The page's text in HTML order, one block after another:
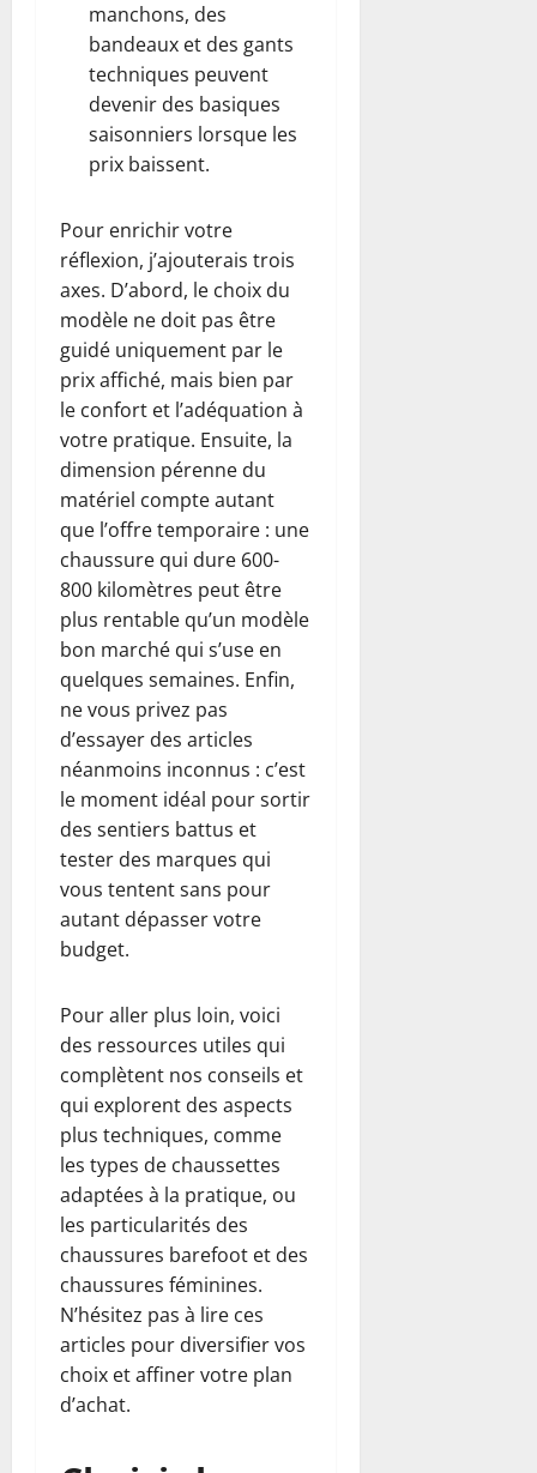
manchons, des
bandeaux et des gants
techniques peuvent
devenir des basiques
saisonniers lorsque les
prix baissent.
Pour enrichir votre
réflexion, j’ajouterais trois
axes. D’abord, le choix du
modèle ne doit pas être
guidé uniquement par le
prix affiché, mais bien par
le confort et l’adéquation à
votre pratique. Ensuite, la
dimension pérenne du
matériel compte autant
que l’offre temporaire : une
chaussure qui dure 600-
800 kilomètres peut être
plus rentable qu’un modèle
bon marché qui s’use en
quelques semaines. Enfin,
ne vous privez pas
d’essayer des articles
néanmoins inconnus : c’est
le moment idéal pour sortir
des sentiers battus et
tester des marques qui
vous tentent sans pour
autant dépasser votre
budget.
Pour aller plus loin, voici
des ressources utiles qui
complètent nos conseils et
qui explorent des aspects
plus techniques, comme
les types de chaussettes
adaptées à la pratique, ou
les particularités des
chaussures barefoot et des
chaussures féminines.
N’hésitez pas à lire ces
articles pour diversifier vos
choix et affiner votre plan
d’achat.